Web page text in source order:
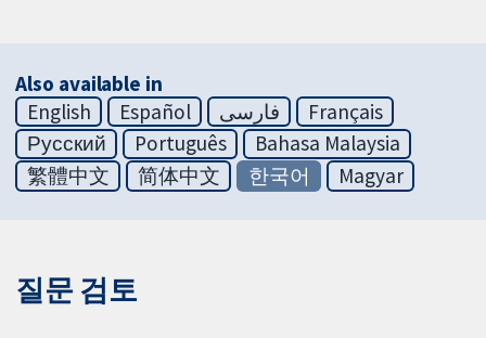
Also available in
English
Español فارسی
Français
Русский
Português
Bahasa Malaysia
繁體中文
简体中文 한국어 Magyar
질문 검토